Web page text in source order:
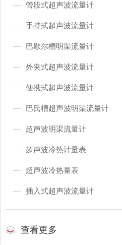
管段式超声波流量计
手持式超声波流量计
巴歇尔槽明渠流量计
外夹式超声波流量计
便携式超声波流量计
巴氏槽超声波明渠流量计
超声波明渠流量计
超声波冷热计量表
超声波冷热量表
插入式超声波流量计
查看更多